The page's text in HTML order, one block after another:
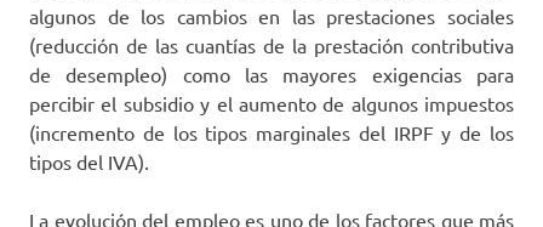
algunos de los cambios en las prestaciones sociales
(reducción de las cuantías de la prestación contributiva
de desempleo) como las mayores exigencias para
percibir el subsidio y el aumento de algunos impuestos
(incremento de los tipos marginales del IRPF y de los
tipos del IVA).
La evolución del empleo es uno de los factores que más